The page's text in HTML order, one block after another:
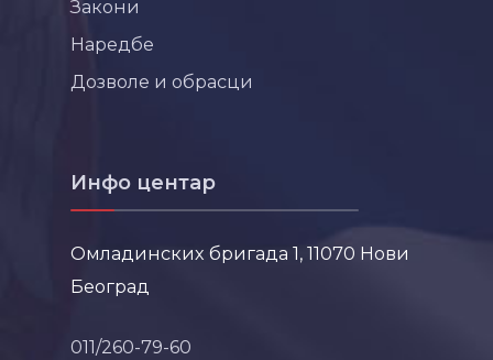
Закони
Наредбе
Дозволе и обрасци
Инфо центар
Омладинских бригада 1, 11070 Нови
Београд
011/260-79-60